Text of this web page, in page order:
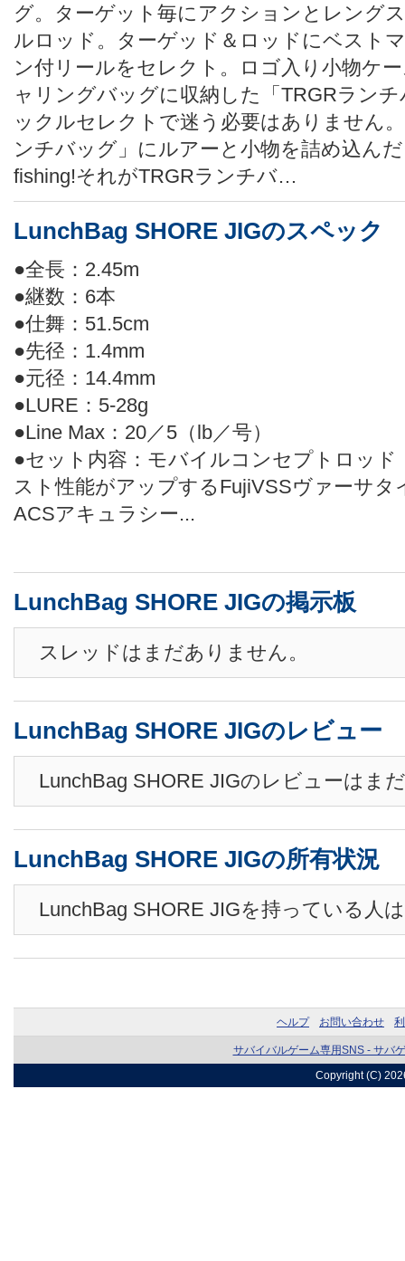
グ。ターゲット毎にアクションとレング
ルロッド。ターゲッド＆ロッドにベスト
ン付リールをセレクト。ロゴ入り小物ケ
ャリングバッグに収納した「TRGRラン
ックルセレクトで迷う必要はありません
ンチバッグ」にルアーと小物を詰め込ん
fishing!それがTRGRランチバ…
LunchBag SHORE JIGのスペック
●全長：2.45m
●継数：6本
●仕舞：51.5cm
●先径：1.4mm
●元径：14.4mm
●LURE：5-28g
●Line Max：20／5（lb／号）
●セット内容：モバイルコンセプトロッド
スト性能がアップするFujiVSSヴァーサタ
ACSアキュラシー...
LunchBag SHORE JIGの掲示板
スレッドはまだありません。
LunchBag SHORE JIGのレビュー
LunchBag SHORE JIGのレビューはま
LunchBag SHORE JIGの所有状況
LunchBag SHORE JIGを持っている人
ヘルプ お問い合わせ
サバイバルゲーム専用SNS - サバ
Copyright (C)